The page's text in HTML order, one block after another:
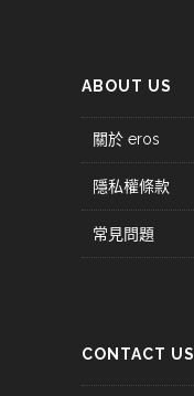
ABOUT US
關於 eros
隱私權條款
常見問題
CONTACT US